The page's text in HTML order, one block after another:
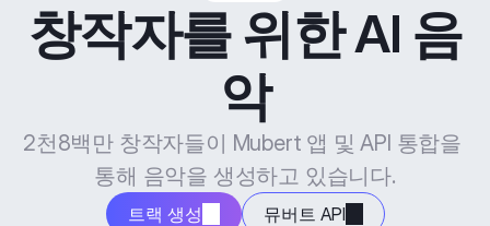
창작자를 위한 AI 음
악
2천8백만 창작자들이 Mubert 앱 및 API 통합을
통해 음악을 생성하고 있습니다.
트랙 생성 뮤버트 API